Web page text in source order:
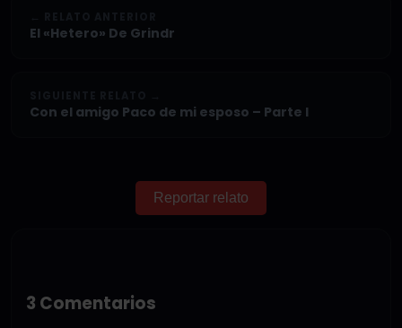
El «Hetero» De Grindr
Con el amigo Paco de mi esposo – Parte I
Reportar relato
3 Comentarios